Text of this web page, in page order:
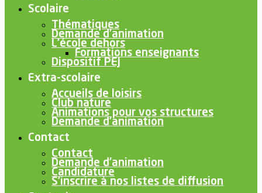
Scolaire
Thématiques
Demande d’animation
L’école dehors
Formations enseignants
Dispositif PEJ
Extra-scolaire
Accueils de loisirs
Club nature
Animations pour vos structures
Demande d’animation
Contact
Contact
Demande d’animation
Candidature
S’inscrire à nos listes de diffusion